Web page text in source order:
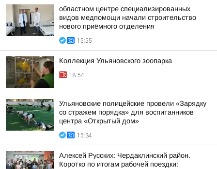
областном центре специализированных
видов медпомощи начали строительство
нового приёмного отделения
15:55
Коллекция Ульяновского зоопарка
18:54
Ульяновские полицейские провели «Зарядку
со стражем порядка» для воспитанников
центра «Открытый дом»
15:34
Алексей Русских: Чердаклинский район.
Коротко по итогам рабочей поездки: